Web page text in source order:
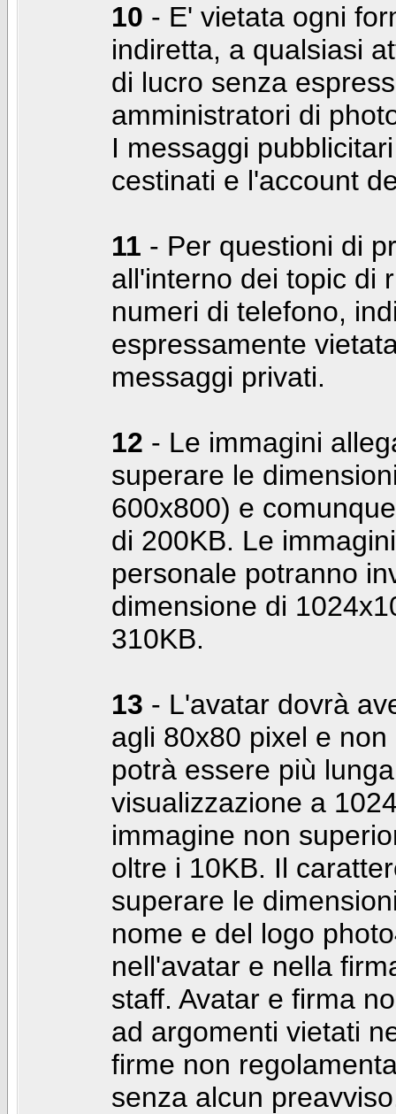
10 - E' vietata ogni
indiretta, a qualsiasi
di lucro senza
amministratori di
I messaggi
cestinati e l'account
11 - Per questioni di
all'interno dei topic di
numeri di telefono,
espressamente
messaggi privati.
12 - Le immagini
superare le
600x800) e
di 200KB. Le
personale potranno
dimensione di
310KB.
13 - L'avatar dovrà
agli 80x80 pixel e
potrà essere più
visualizzazione a
immagine non
oltre i 10KB. Il
superare le
nome e del logo
nell'avatar e nella
staff. Avatar e firma
ad argomenti vietati
firme non
senza alcun